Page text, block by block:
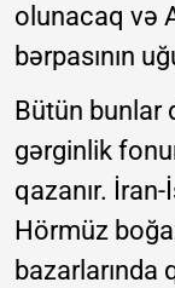
olunacaq və
bərpasının
Bütün bunlar
gərginlik
qazanır. İran-
Hörmüz
bazarlarında